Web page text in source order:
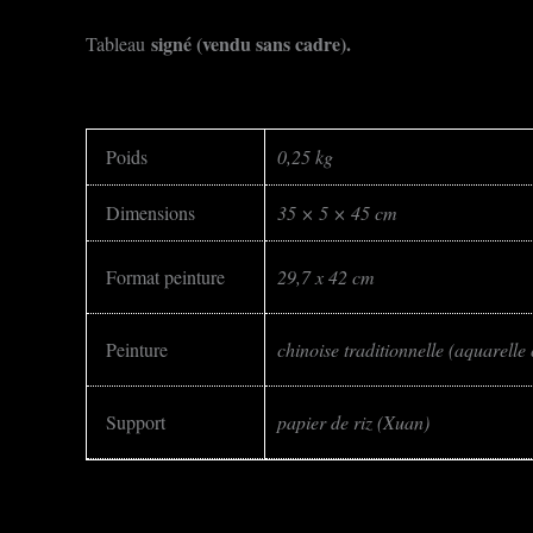
Tableau signé (vendu sans cadre).
Poids 0,25 kg
Dimensions 35 × 5 × 45 cm
Format peinture 29,7 x 42 cm
Peinture chinoise traditionnelle (aquarelle
Support papier de riz (Xuan)